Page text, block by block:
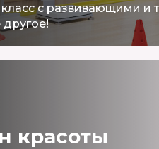
красоты
с развивающими и